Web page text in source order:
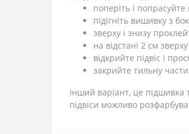
поперіть і
підігніть вишивку з
зверху і знизу
на відстані 2 см
відкрийте підвіс і
закрийте тильну
Інший варіант, це підшивка
підвіси можливо